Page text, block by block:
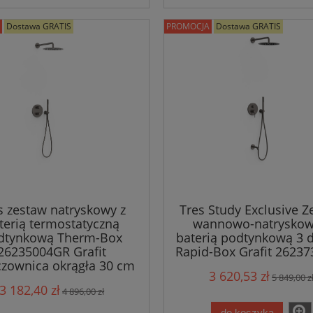
zestaw natryskowy z
termostatyczną
Therm-Box
Grafit
okrągła 30 cm
3 182,40 zł4 896,00 zł
Dostawa GRATIS
Tres Study Exclusive
wannowo-
baterią podtynkową 3
Rapid-Box Grafit
3 620,53 zł5 849,00 zł
PROMOCJA Dostawa GRATIS